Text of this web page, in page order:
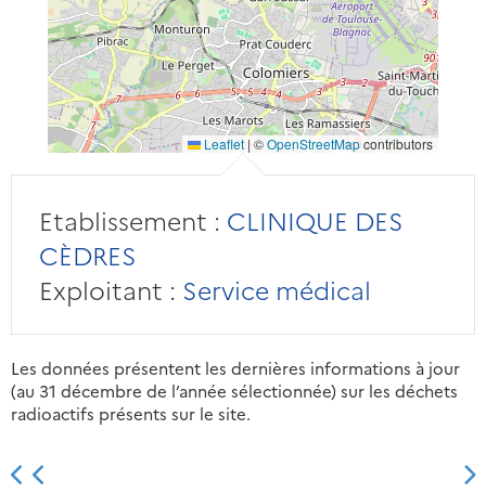
Leaflet| ©OpenStreetMapcontributors
Etablissement : CLINIQUE DES
CÈDRES
Exploitant : Service médical
Les données présentent les dernières informations à jour
(au 31 décembre de l’année sélectionnée) sur les déchets
radioactifs présents sur le site.